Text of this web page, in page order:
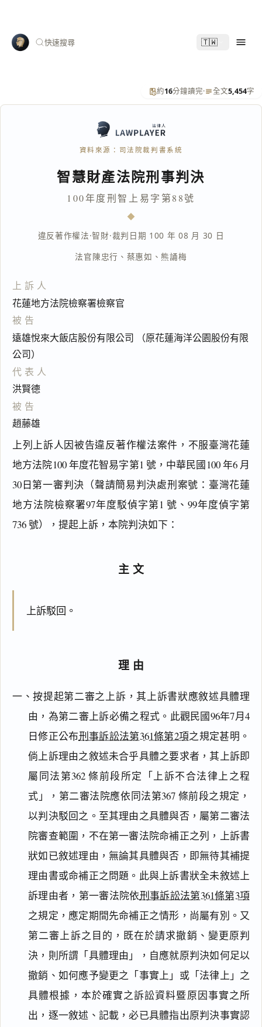
快速搜尋 🇹🇼
約16分鐘讀完· 全文5,454字
資料來源：司法院裁判書系統
智慧財產法院刑事判決
100年度刑智上易字第88號
違反著作權法·智財·裁判日期 100 年 08 月 30 日
法官陳忠行 、 蔡惠如 、 熊誦梅
上訴人
花蓮地方法院檢察署檢察官
被告
遠雄悅來大飯店股份有限公司 （原花蓮海洋公園股份有限
公司）
代表人
洪賢德
被告
趙藤雄
上列上訴人因被告違反著作權法案件，不服臺灣花蓮
地方法院100 年度花智易字第1 號，中華民國100 年6 月
30日第一審判決（聲請簡易判決處刑案號：臺灣花蓮
地方法院檢察署97年度駁偵字第1 號、99年度偵字第
736 號），提起上訴，本院判決如下：
主文
上訴駁回。
理由
一、按提起第二審之上訴，其上訴書狀應敘述具體理
由，為第二審上訴必備之程式。此觀民國96年7月4
日修正公布刑事訴訟法第361條第2項之規定甚明。
倘上訴理由之敘述未合乎具體之要求者，其上訴即
屬同法第362 條前段所定「上訴不合法律上之程
式」，第二審法院應依同法第367 條前段之規定，
以判決駁回之。至其理由之具體與否，屬第二審法
院審查範圍，不在第一審法院命補正之列，上訴書
狀如已敘述理由，無論其具體與否，即無待其補提
理由書或命補正之問題。此與上訴書狀全未敘述上
訴理由者，第一審法院依刑事訴訟法第361條第3項
之規定，應定期間先命補正之情形，尚屬有別。又
第二審上訴之目的，既在於請求撤銷、變更原判
決，則所謂「具體理由」，自應就原判決如何足以
撤銷、如何應予變更之「事實上」或「法律上」之
具體根據，本於確實之訴訟資料暨原因事實之所
出，逐一敘述、記載，必已具體指出原判決事實認